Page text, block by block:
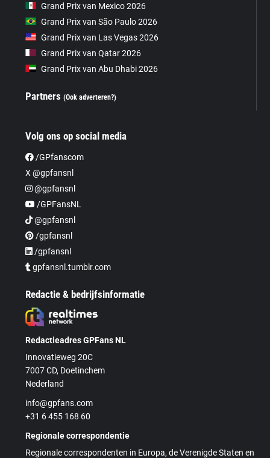
Grand Prix van Mexico 2026
Grand Prix van São Paulo 2026
Grand Prix van Las Vegas 2026
Grand Prix van Qatar 2026
Grand Prix van Abu Dhabi 2026
Partners(Ook adverteren?)
Volg ons op social media
/GPfanscom
X @gpfansnl
@gpfansnl
/GPFansNL
@gpfansnl
/gpfansnl
/gpfansnl
gpfansnl.tumblr.com
Redactie & bedrijfsinformatie
Redactieadres GPFans NL
Innovatieweg 20C
7007 CD, Doetinchem
Nederland
info@gpfans.com
+31 6 455 168 60
Regionale correspondentie
Regionale correspondenten in Europa, de Verenigde Staten en